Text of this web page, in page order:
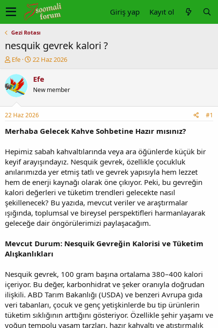
Giriş yap Kayıt ol
Gezi Rotası
nesquik gevrek kalori ?
K
n
u
y
b
a
ş
t
a
n
Efe
B
ş
a
g
ı
ç
r
i
h
i
22 Haz 2026
Efe
New member
22 Haz 2026 #1
Merhaba Gelecek Kahve Sohbetine Hazır mısınız?
Hepimiz sabah kahvaltılarında veya ara öğünlerde küçük bir
keyif arayışındayız. Nesquik gevrek, özellikle çocukluk
anılarımızda yer etmiş tatlı ve gevrek yapısıyla hem lezzet
hem de enerji kaynağı olarak öne çıkıyor. Peki, bu gevreğin
kalori değerleri ve tüketim trendleri gelecekte nasıl
şekillenecek? Bu yazıda, mevcut veriler ve araştırmalar
ışığında, toplumsal ve bireysel perspektifleri harmanlayarak
geleceğe dair öngörülerimizi paylaşacağım.
Mevcut Durum: Nesquik Gevreğin Kalorisi ve Tüketim
Alışkanlıkları
Nesquik gevrek, 100 gram başına ortalama 380–400 kalori
içeriyor. Bu değer, karbonhidrat ve şeker oranıyla doğrudan
ilişkili. ABD Tarım Bakanlığı (USDA) ve benzeri Avrupa gıda
veri tabanları, çocuk ve genç yetişkinlerde bu tip ürünlerin
tüketim sıklığının arttığını gösteriyor. Özellikle şehir yaşamı ve
yoğun tempolu yaşam tarzları, hazır kahvaltı ve atıştırmalık